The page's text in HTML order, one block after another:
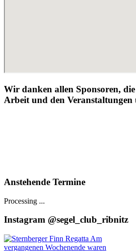
Wir danken allen Sponsoren,
Arbeit und den Veranstaltungen
Anstehende Termine
Processing ...
Instagram @segel_club_ribnitz